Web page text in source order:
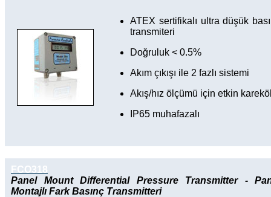
ATEX sertifikalı ultra düşük
transmiteri
Doğruluk < 0.5%
Akım çıkışı ile 2 fazlı sistemi
Akış/hız ölçümü için etkin
IP65 muhafazalı
FCO318
Panel Mount Differential Pressure Transmitter-
Montajlı Fark Basınç Transmitteri